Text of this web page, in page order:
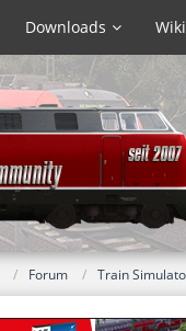
Downloads Wiki
Forum Train